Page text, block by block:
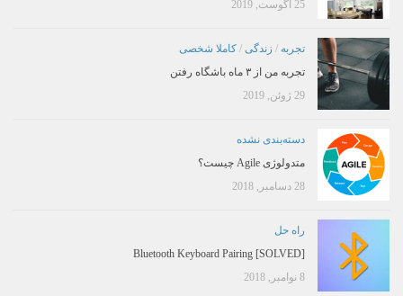
25 آگوست, 2019
تجربه / زندگی / کاملا شخصی
تجربه من از ۳ ماه باشگاه رفتن
29 ژوئن, 2019
دسته‌بندی نشده
متدولوژی Agile چیست؟
28 دسامبر, 2018
راه حل
[SOLVED] Bluetooth Keyboard Pairing
8 نوامبر, 2018